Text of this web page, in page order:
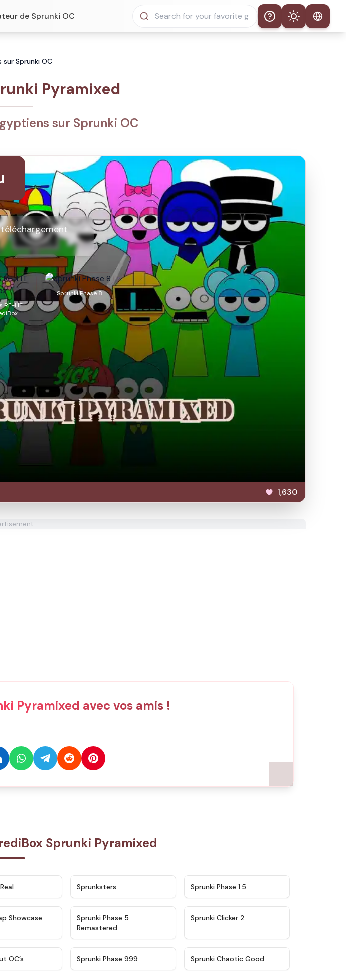
de Sprunki OC Help Theme
Sprunki OC
Pyramixed
sur Sprunki OC
téléchargement
RE-LIT
Sprunki Phase 8
1,630
Pyramixed avec vos amis !
Sprunki Pyramixed
Sprunksters Sprunki Phase 1.5
★ 4.6
Showcase
Sprunki Phase 5
Remastered
Sprunki Clicker 2
OC’s Sprunki Phase 999 ★
Sprunki Chaotic Good